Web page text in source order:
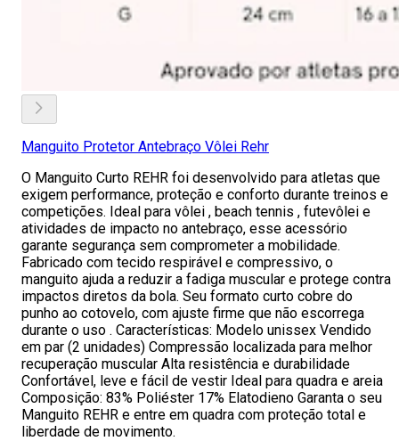
Manguito Protetor Antebraço Vôlei Rehr
O Manguito Curto REHR foi desenvolvido para atletas que
exigem performance, proteção e conforto durante treinos e
competições. Ideal para vôlei , beach tennis , futevôlei e
atividades de impacto no antebraço, esse acessório
garante segurança sem comprometer a mobilidade.
Fabricado com tecido respirável e compressivo, o
manguito ajuda a reduzir a fadiga muscular e protege contra
impactos diretos da bola. Seu formato curto cobre do
punho ao cotovelo, com ajuste firme que não escorrega
durante o uso . Características: Modelo unissex Vendido
em par (2 unidades) Compressão localizada para melhor
recuperação muscular Alta resistência e durabilidade
Confortável, leve e fácil de vestir Ideal para quadra e areia
Composição: 83% Poliéster 17% Elatodieno Garanta o seu
Manguito REHR e entre em quadra com proteção total e
liberdade de movimento.